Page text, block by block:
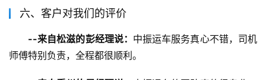
六、客户对我们的评价
--来自松滋的彭经理说： 中振运车服务真心不错，司机
师傅特别负责，全程都很顺利。